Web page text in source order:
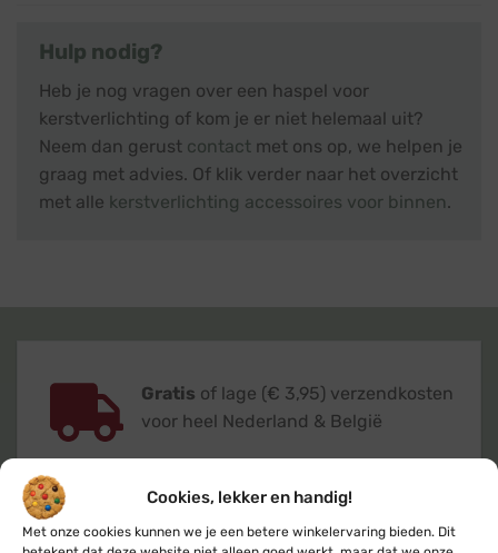
Cookies, lekker en handig!
Met onze cookies kunnen we je een betere winkelervaring bieden. Dit
Hulp nodig?
Heb je nog vragen over een haspel voor
kerstverlichting of kom je er niet helemaal uit?
Neem dan gerust contact met ons op, we helpen je
graag met advies. Of klik verder naar het overzicht
met alle kerstverlichting accessoires voor binnen.
Gratis of lage (€ 3,95) verzendkosten
voor heel Nederland & België